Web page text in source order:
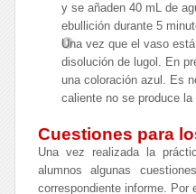
y se añaden 40 mL de
ebullición durante 5
Una vez que el vaso
disolución de lugol. En
una coloración azul. Es
caliente no se produce la
Cuestiones para
Una vez realizada la
alumnos algunas
correspondiente informe. Por